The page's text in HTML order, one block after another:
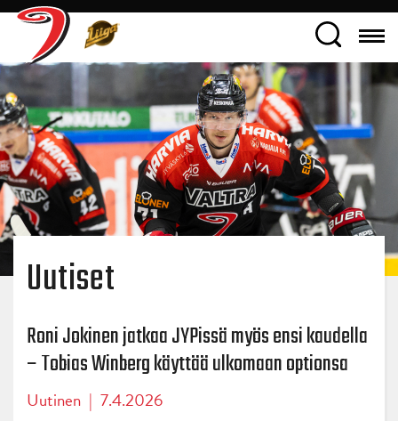
Uutiset
Roni Jokinen jatkaa JYPissä myös ensi kaudella
– Tobias Winberg käyttää ulkomaan optionsa
Uutinen | 7.4.2026